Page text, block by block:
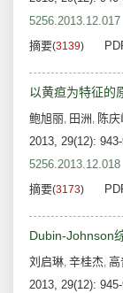
5256.2013.12.017
摘要(3139)
以黄疸为特征的
鲍旭丽, 田洲, 陈庆
2013, 29(12):
5256.2013.12.018
摘要(3173)
Dubin-Johnson
刘启琳, 辛桂杰, 高
2013, 29(12):